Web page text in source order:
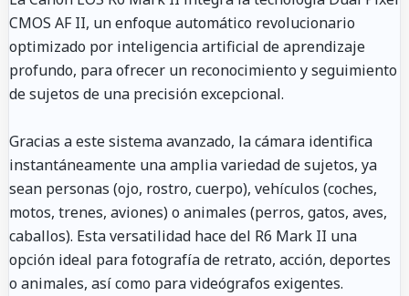
CMOS AF II, un enfoque automático revolucionario
optimizado por inteligencia artificial de aprendizaje
profundo, para ofrecer un reconocimiento y seguimiento
de sujetos de una precisión excepcional.
Gracias a este sistema avanzado, la cámara identifica
instantáneamente una amplia variedad de sujetos, ya
sean personas (ojo, rostro, cuerpo), vehículos (coches,
motos, trenes, aviones) o animales (perros, gatos, aves,
caballos). Esta versatilidad hace del R6 Mark II una
opción ideal para fotografía de retrato, acción, deportes
o animales, así como para videógrafos exigentes.